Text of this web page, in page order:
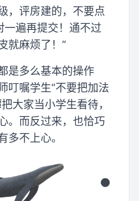
，评房建的，不要点
遍再提交！通不过
就麻烦了！”
是多么基本的操作
叮嘱学生“不要把加法
大家当小学生看待，
。而反过来，也恰巧
多不上心。